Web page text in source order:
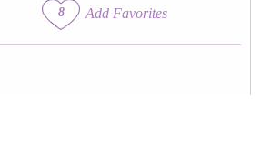
8 Add Favorites